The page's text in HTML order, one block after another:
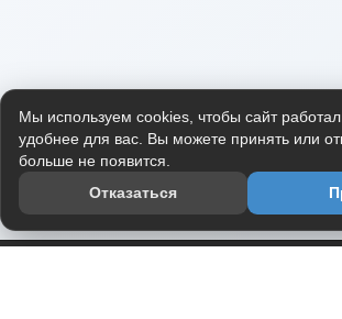
Мы используем cookies, чтобы сайт
удобнее для вас. Вы можете принять или
больше не появится.
Отказаться